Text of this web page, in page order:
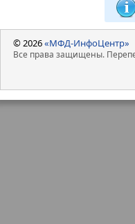
© 2026«МФД-ИнфоЦентр»
Все права защищены.